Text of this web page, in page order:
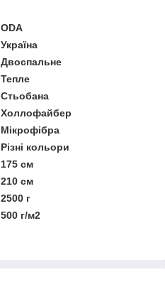
ODA
Україна
Двоспальне
Тепле
Стьобана
Холлофайбер
Мікрофібра
Різні кольори
175 см
210 см
2500 г
500 г/м2